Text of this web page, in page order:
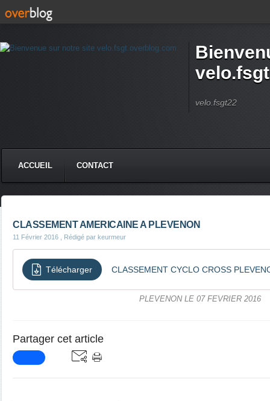
velo.fsgt22
ACCUEIL CONTACT
CLASSEMENT AMERICAINE A PLEVENON
11 Février 2016 , Rédigé par keurmeur
Télécharger CLASSEMENT CYCLO CROSS
PLEVENON LE 07 FEVRIER 2016
Partager cet article